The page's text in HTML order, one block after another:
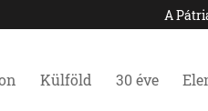
A
Külföld 30 éve